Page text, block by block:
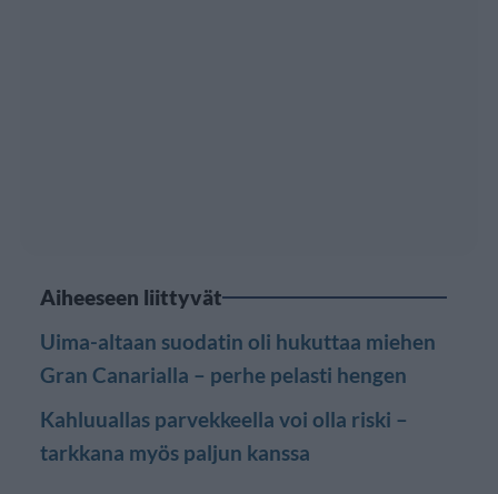
Aiheeseen liittyvät
Uima-altaan suodatin oli hukuttaa miehen
Gran Canarialla – perhe pelasti hengen
Kahluuallas parvekkeella voi olla riski –
tarkkana myös paljun kanssa